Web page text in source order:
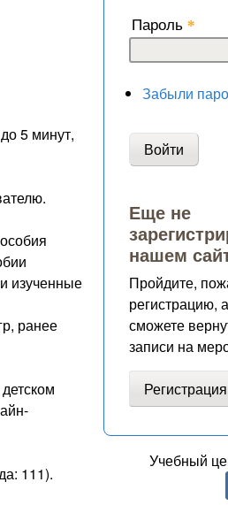
5 минут,
изученные
ранее
111).
Пароль *
Забыли
Еще не
нашем
Пройдите,
регистрацию,
сможете
записи на
Учебный